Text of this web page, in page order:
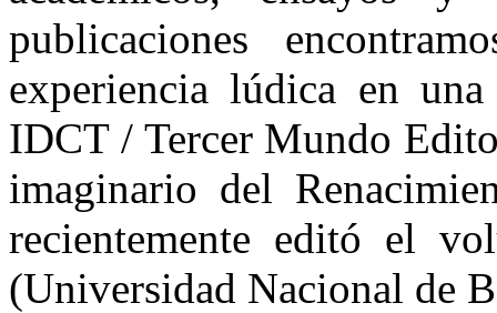
publicaciones
experiencia lúdica en
IDCT / Tercer Mundo
imaginario del
recientemente editó el
(Universidad Nacional de